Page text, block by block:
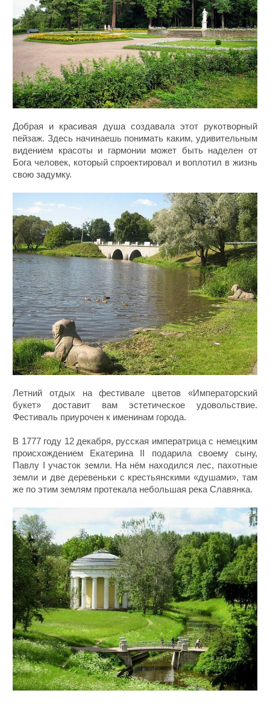
Добрая и красивая душа создавала этот рукотворный
пейзаж. Здесь начинаешь понимать каким, удивительным
видением красоты и гармонии может быть наделен от
Бога человек, который спроектировал и воплотил в жизнь
свою задумку.
Летний отдых на фестивале цветов «Императорский
букет» доставит вам эстетическое удовольствие.
Фестиваль приурочен к именинам города.
В 1777 году 12 декабря, русская императрица с немецким
происхождением Екатерина II подарила своему сыну,
Павлу I участок земли. На нём находился лес, пахотные
земли и две деревеньки с крестьянскими «душами», там
же по этим землям протекала небольшая река Славянка.